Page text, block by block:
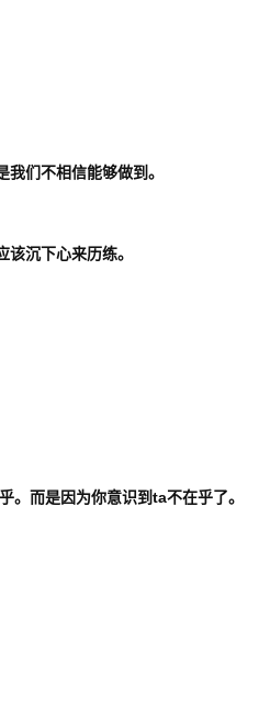
们不相信能够做到。
沉下心来历练。
。而是因为你意识到ta不在乎了。